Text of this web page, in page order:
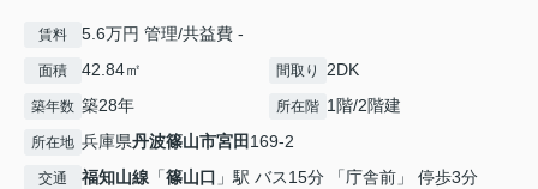
賃料 5.6万円 管理/共益費 -
面積 42.84㎡ 間取り 2DK
築年数 築28年 所在階 1階/2階建
所在地 兵庫県丹波篠山市宮田 169-2
交通 福知山線 「篠山口 」駅 バス15分 「庁舎前」 停歩3分